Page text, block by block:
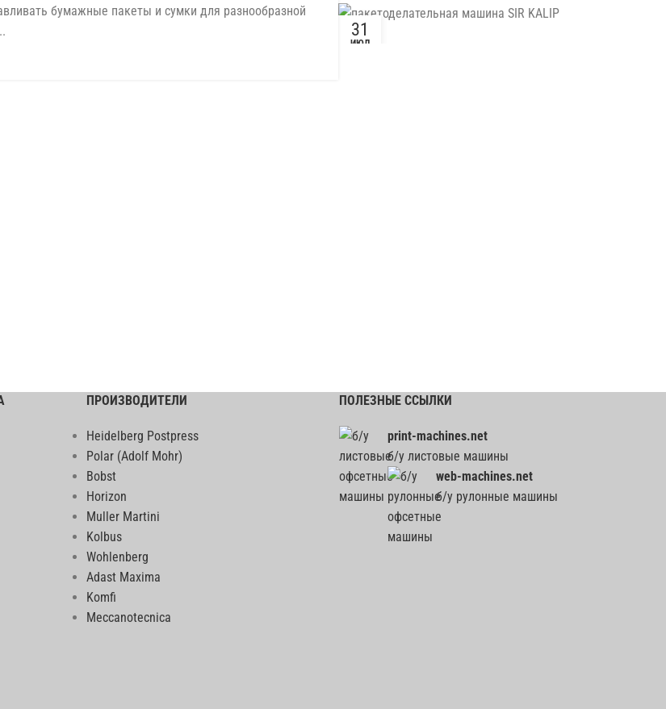
31
ИЮЛ
бумажные пакеты и сумки для разнообразной
ПРОИЗВОДИТЕЛИ
Heidelberg Postpress
Polar (Adolf Mohr)
Bobst
Horizon
Muller Martini
Kolbus
Wohlenberg
Adast Maxima
Komfi
Meccanotecnica
ПОЛЕЗНЫЕ ССЫЛКИ
print-machines.net
б/у листовые машины
web-machines.net
б/у рулонные машины